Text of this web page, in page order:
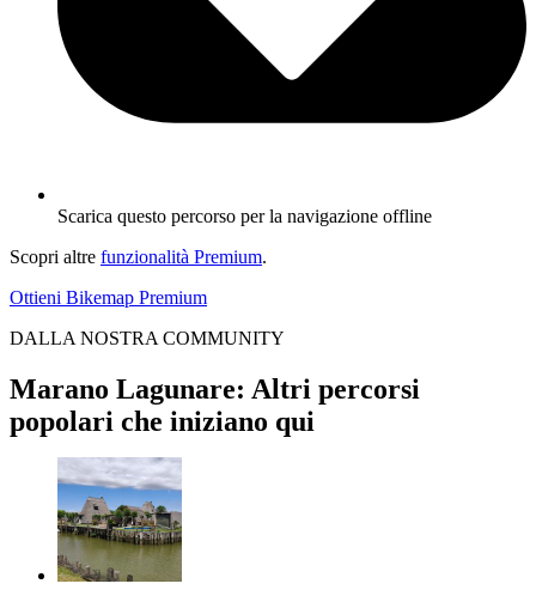
Scarica questo percorso per la navigazione offline
Scopri altre funzionalità Premium.
Ottieni Bikemap Premium
DALLA NOSTRA COMMUNITY
Marano Lagunare: Altri percorsi
popolari che iniziano qui